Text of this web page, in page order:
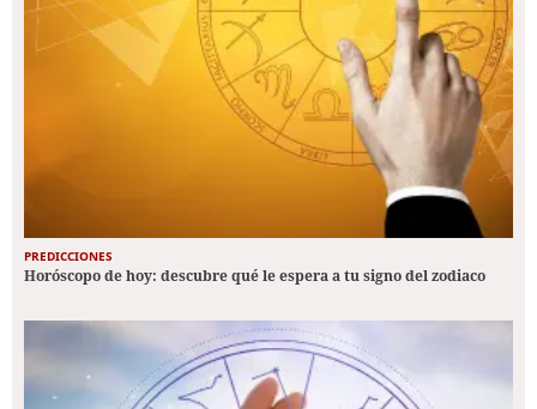
PREDICCIONES
Horóscopo de hoy: descubre qué le espera a tu signo del zodiaco